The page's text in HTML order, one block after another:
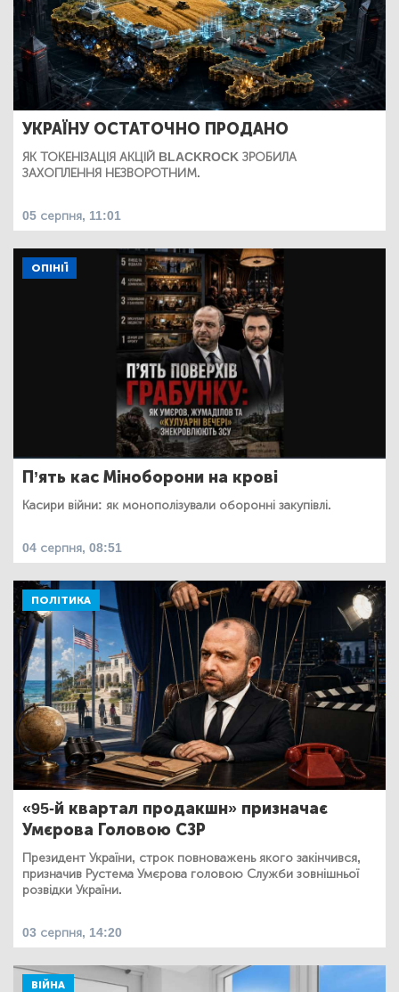
УКРАЇНУ ОСТАТОЧНО ПРОДАНО
ЯК ТОКЕНІЗАЦІЯ АКЦІЙ BLACKROCK ЗРОБИЛА
ЗАХОПЛЕННЯ НЕЗВОРОТНИМ.
05 серпня, 11:01
ОПІНІЇ
П’ять кас Міноборони на крові
Касири війни: як монополізували оборонні закупівлі.
04 серпня, 08:51
ПОЛІТИКА
«95-й квартал продакшн» призначає
Умєрова Головою СЗР
Президент України, строк повноважень якого закінчився,
призначив Рустема Умєрова головою Служби зовнішньої
розвідки України.
03 серпня, 14:20
ВІЙНА